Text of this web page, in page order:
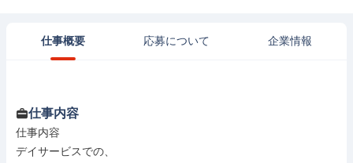
仕事概要 応募について 企業情報
仕事内容
仕事内容
デイサービスでの、